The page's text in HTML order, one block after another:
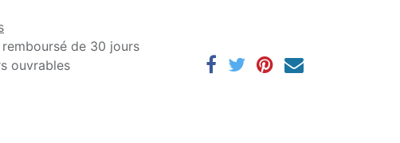
de 30 jours
ouvrables